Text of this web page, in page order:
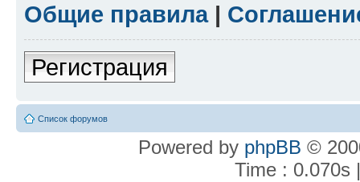
Общие правила|
Регистрация
Список форумов
Powered by phpBB ©
Time : 0.070s